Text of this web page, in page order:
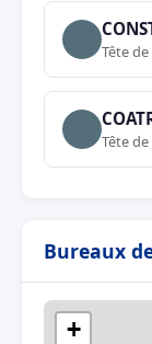
Tête de
Tête
Bureaux
+